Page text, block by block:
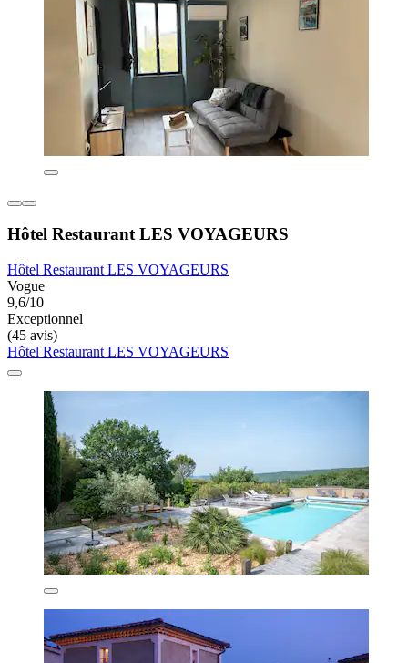
Hôtel Restaurant LES VOYAGEURS
Hôtel Restaurant LES VOYAGEURS
Vogue
9,6/10
Exceptionnel
(45 avis)
Hôtel Restaurant LES VOYAGEURS